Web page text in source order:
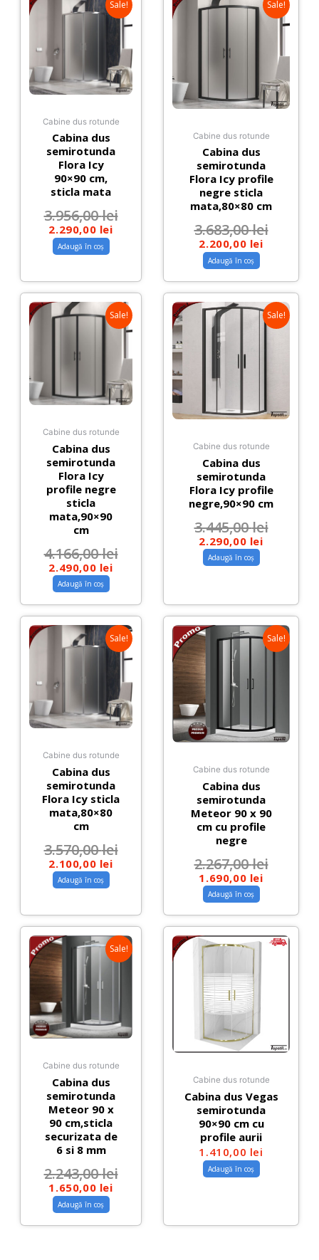
Sale!
Cabine dus rotunde
Cabina dus
semirotunda
Flora Icy
90×90 cm,
sticla mata
3.956,00lei
2.290,00 lei
Adaugă în coș
Sale!
Cabine dus rotunde
Cabina dus
semirotunda
Flora Icy profile
negre sticla
mata,80×80 cm
3.683,00lei
2.200,00 lei
Adaugă în coș
Sale!
Cabine dus rotunde
Cabina dus
semirotunda
Flora Icy
profile negre
sticla
mata,90×90
cm
4.166,00lei
2.490,00 lei
Adaugă în coș
Sale!
Cabine dus rotunde
Cabina dus
semirotunda
Flora Icy profile
negre,90×90 cm
3.445,00lei
2.290,00 lei
Adaugă în coș
Sale!
Cabine dus rotunde
Cabina dus
semirotunda
Flora Icy sticla
mata,80×80
cm
3.570,00lei
2.100,00 lei
Adaugă în coș
Sale!
Cabine dus rotunde
Cabina dus
semirotunda
Meteor 90 x 90
cm cu profile
negre
2.267,00lei
1.690,00 lei
Adaugă în coș
Sale!
Cabine dus rotunde
Cabina dus
semirotunda
Meteor 90 x
90 cm,sticla
securizata de
6 si 8 mm
2.243,00lei
1.650,00 lei
Adaugă în coș
Cabine dus rotunde
Cabina dus Vegas
semirotunda
90×90 cm cu
profile aurii
1.410,00 lei
Adaugă în coș